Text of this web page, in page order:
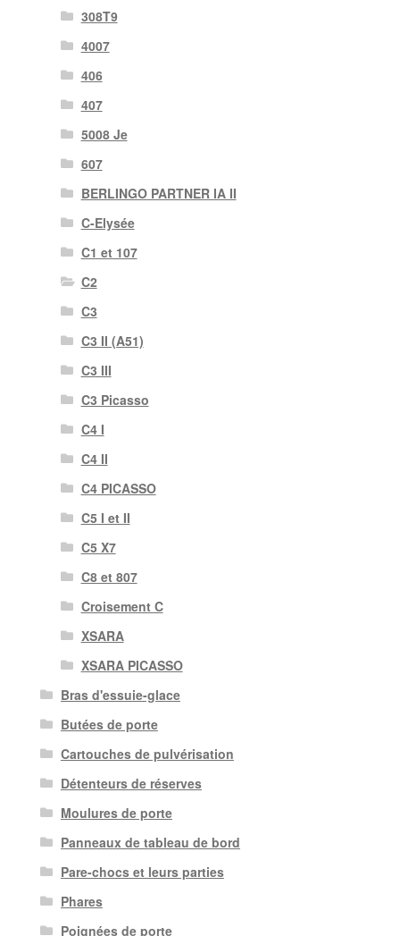
308T9
4007
406
407
5008 Je
607
BERLINGO PARTNER IA II
C-Elysée
C1 et 107
C2
C3
C3 II (A51)
C3 III
C3 Picasso
C4 I
C4 II
C4 PICASSO
C5 I et II
C5 X7
C8 et 807
Croisement C
XSARA
XSARA PICASSO
Bras d'essuie-glace
Butées de porte
Cartouches de pulvérisation
Détenteurs de réserves
Moulures de porte
Panneaux de tableau de bord
Pare-chocs et leurs parties
Phares
Poignées de porte